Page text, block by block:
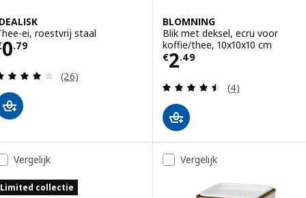
ei, roestvrij staal
0.79 € 0.79
Beoordeling: 4.1 van 5 sterren. Totaal
(26)
BLOMNING
Blik met deksel, ecru voor
koffie/thee, 10x10x10 cm
€2.49
Prijs € 2.49
Beoordeling:
(4)
Vergelijk
Limited collectie
Vergelijk